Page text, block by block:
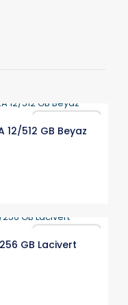
12/512 GB Beyaz
GB Lacivert